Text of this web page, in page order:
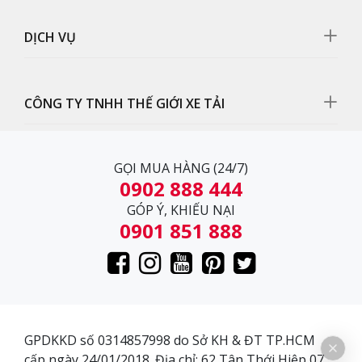
thiết kế đẹp tăng độ sáng và đèn sương mù giúp xe di
chuyển an toàn.
DỊCH VỤ
CÔNG TY TNHH THẾ GIỚI XE TẢI
GỌI MUA HÀNG (24/7)
0902 888 444
GÓP Ý, KHIẾU NẠI
0901 851 888
GPDKKD số 0314857998 do Sở KH & ĐT TP.HCM